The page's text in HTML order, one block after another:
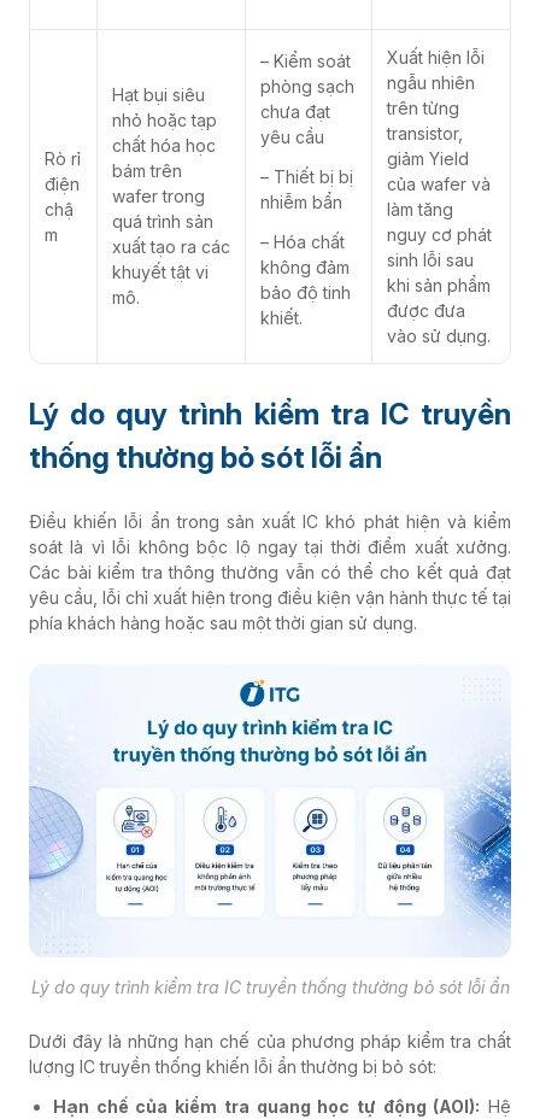
Rò rỉ
điện
chậ
m
Hạt bụi siêu
nhỏ hoặc tạp
chất hóa học
bám trên
wafer trong
quá trình sản
xuất tạo ra các
khuyết tật vi
mô.
– Kiểm soát
phòng sạch
chưa đạt
yêu cầu
– Thiết bị bị
nhiễm bẩn
– Hóa chất
không đảm
bảo độ tinh
khiết.
Xuất hiện lỗi
ngẫu nhiên
trên từng
transistor,
giảm Yield
của wafer và
làm tăng
nguy cơ phát
sinh lỗi sau
khi sản phẩm
được đưa
vào sử dụng.
Lý do quy trình kiểm tra IC truyền
thống thường bỏ sót lỗi ẩn
Điều khiến lỗi ẩn trong sản xuất IC khó phát hiện và kiểm
soát là vì lỗi không bộc lộ ngay tại thời điểm xuất xưởng.
Các bài kiểm tra thông thường vẫn có thể cho kết quả đạt
yêu cầu, lỗi chỉ xuất hiện trong điều kiện vận hành thực tế tại
phía khách hàng hoặc sau một thời gian sử dụng.
Lý do quy trình kiểm tra IC truyền thống thường bỏ sót lỗi ẩn
Dưới đây là những hạn chế của phương pháp kiểm tra chất
lượng IC truyền thống khiến lỗi ẩn thường bị bỏ sót:
Hạn chế của kiểm tra quang học tự động (AOI): Hệ